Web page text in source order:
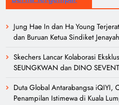
Jung Hae In dan Ha Young
dan Buruan Ketua Sindiket
Skechers Lancar Kolaborasi
SEUNGKWAN dan DINO
Duta Global Antarabangsa iQIYI,
Penampilan Istimewa di Kuala